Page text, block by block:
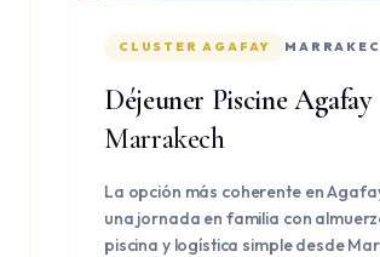
CLUSTER AGAFAY
Déjeuner Piscine Agafay
Marrakech
La opción más coherente en
una jornada en familia con
piscina y logística simple desde